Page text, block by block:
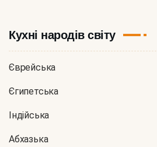
Кухні народів світу
Єврейська
Єгипетська
Індійська
Абхазька